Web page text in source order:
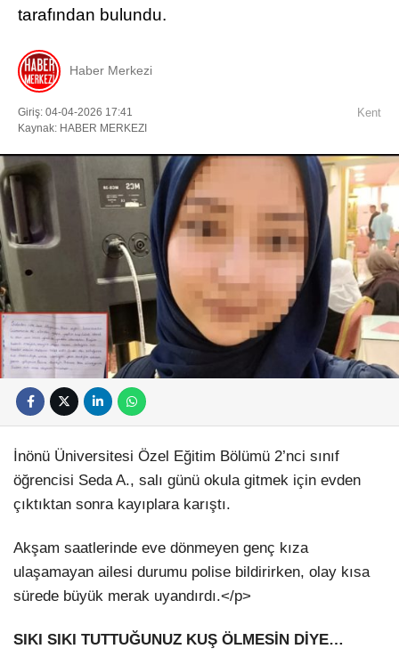
tarafından bulundu.
Haber Merkezi
Giriş: 04-04-2026 17:41
Kaynak: HABER MERKEZI
Kent
İnönü Üniversitesi Özel Eğitim Bölümü 2’nci sınıf
öğrencisi Seda A., salı günü okula gitmek için evden
çıktıktan sonra kayıplara karıştı.
Akşam saatlerinde eve dönmeyen genç kıza
ulaşamayan ailesi durumu polise bildirirken, olay kısa
sürede büyük merak uyandırdı.</p>
SIKI SIKI TUTTUĞUNUZ KUŞ ÖLMESİN DİYE…